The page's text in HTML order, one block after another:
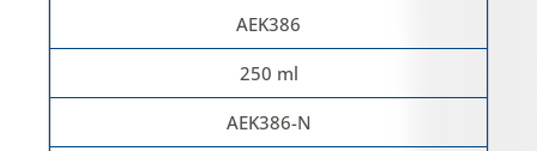
AEK386
250 ml
AEK386-N